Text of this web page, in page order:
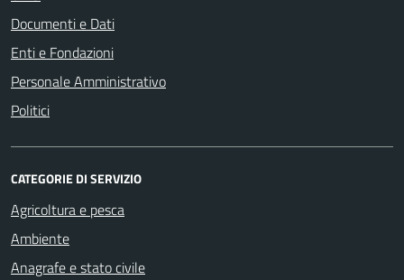
Documenti e Dati
Enti e Fondazioni
Personale Amministrativo
Politici
CATEGORIE DI SERVIZIO
Agricoltura e pesca
Ambiente
Anagrafe e stato civile